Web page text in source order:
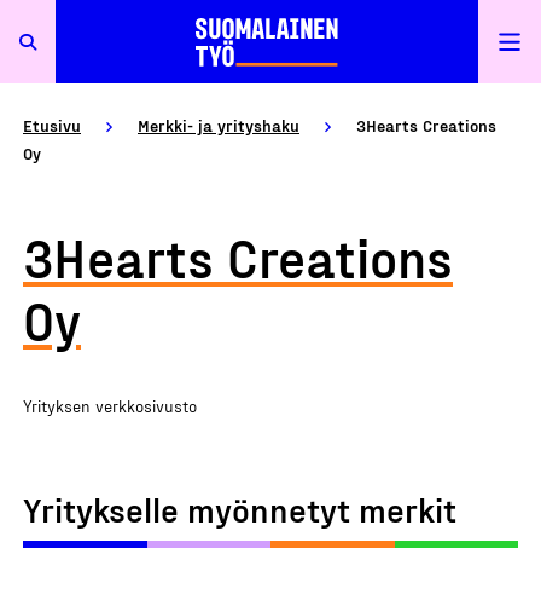
Etusivu Merkki- ja yrityshaku
3Hearts Creations
Oy
3Hearts Creations
Oy
Yrityksen verkkosivusto
Yritykselle myönnetyt merkit